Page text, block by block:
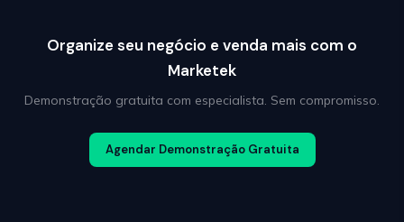
Organize seu negócio e venda mais com o
Marketek
Demonstração gratuita com especialista. Sem compromisso.
Agendar Demonstração Gratuita